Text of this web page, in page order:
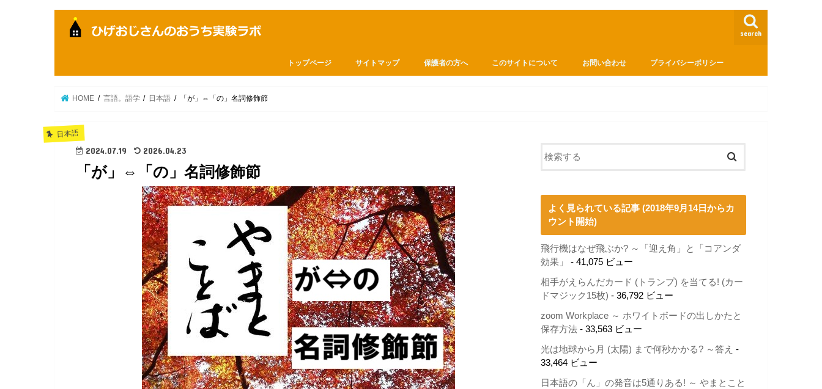
search
トップページ サイトマップ 保護者の方へ このサイトについて お問い合わせ プライバシーポリシー
HOME 言語。語学 日本語 「が」⇔「の」名詞修飾節
日本語
2024.07.19 2026.04.23
「が」⇔「の」名詞修飾節
よく見られている記事 (2018年9月14日からカ
ウント開始)
飛行機はなぜ飛ぶか? ～「迎え角」と「コアンダ
効果」
- 41,075 ビュー
相手がえらんだカード (トランプ) を当てる! (カー
ドマジック15枚) - 36,792 ビュー
zoom Workplace ～ ホワイトボードの出しかたと
保存方法 - 33,563 ビュー
光は地球から月 (太陽) まで何秒かかる? ～答え -
33,464 ビュー
日本語の「ん」の発音は5通りある! ～ やまとこと